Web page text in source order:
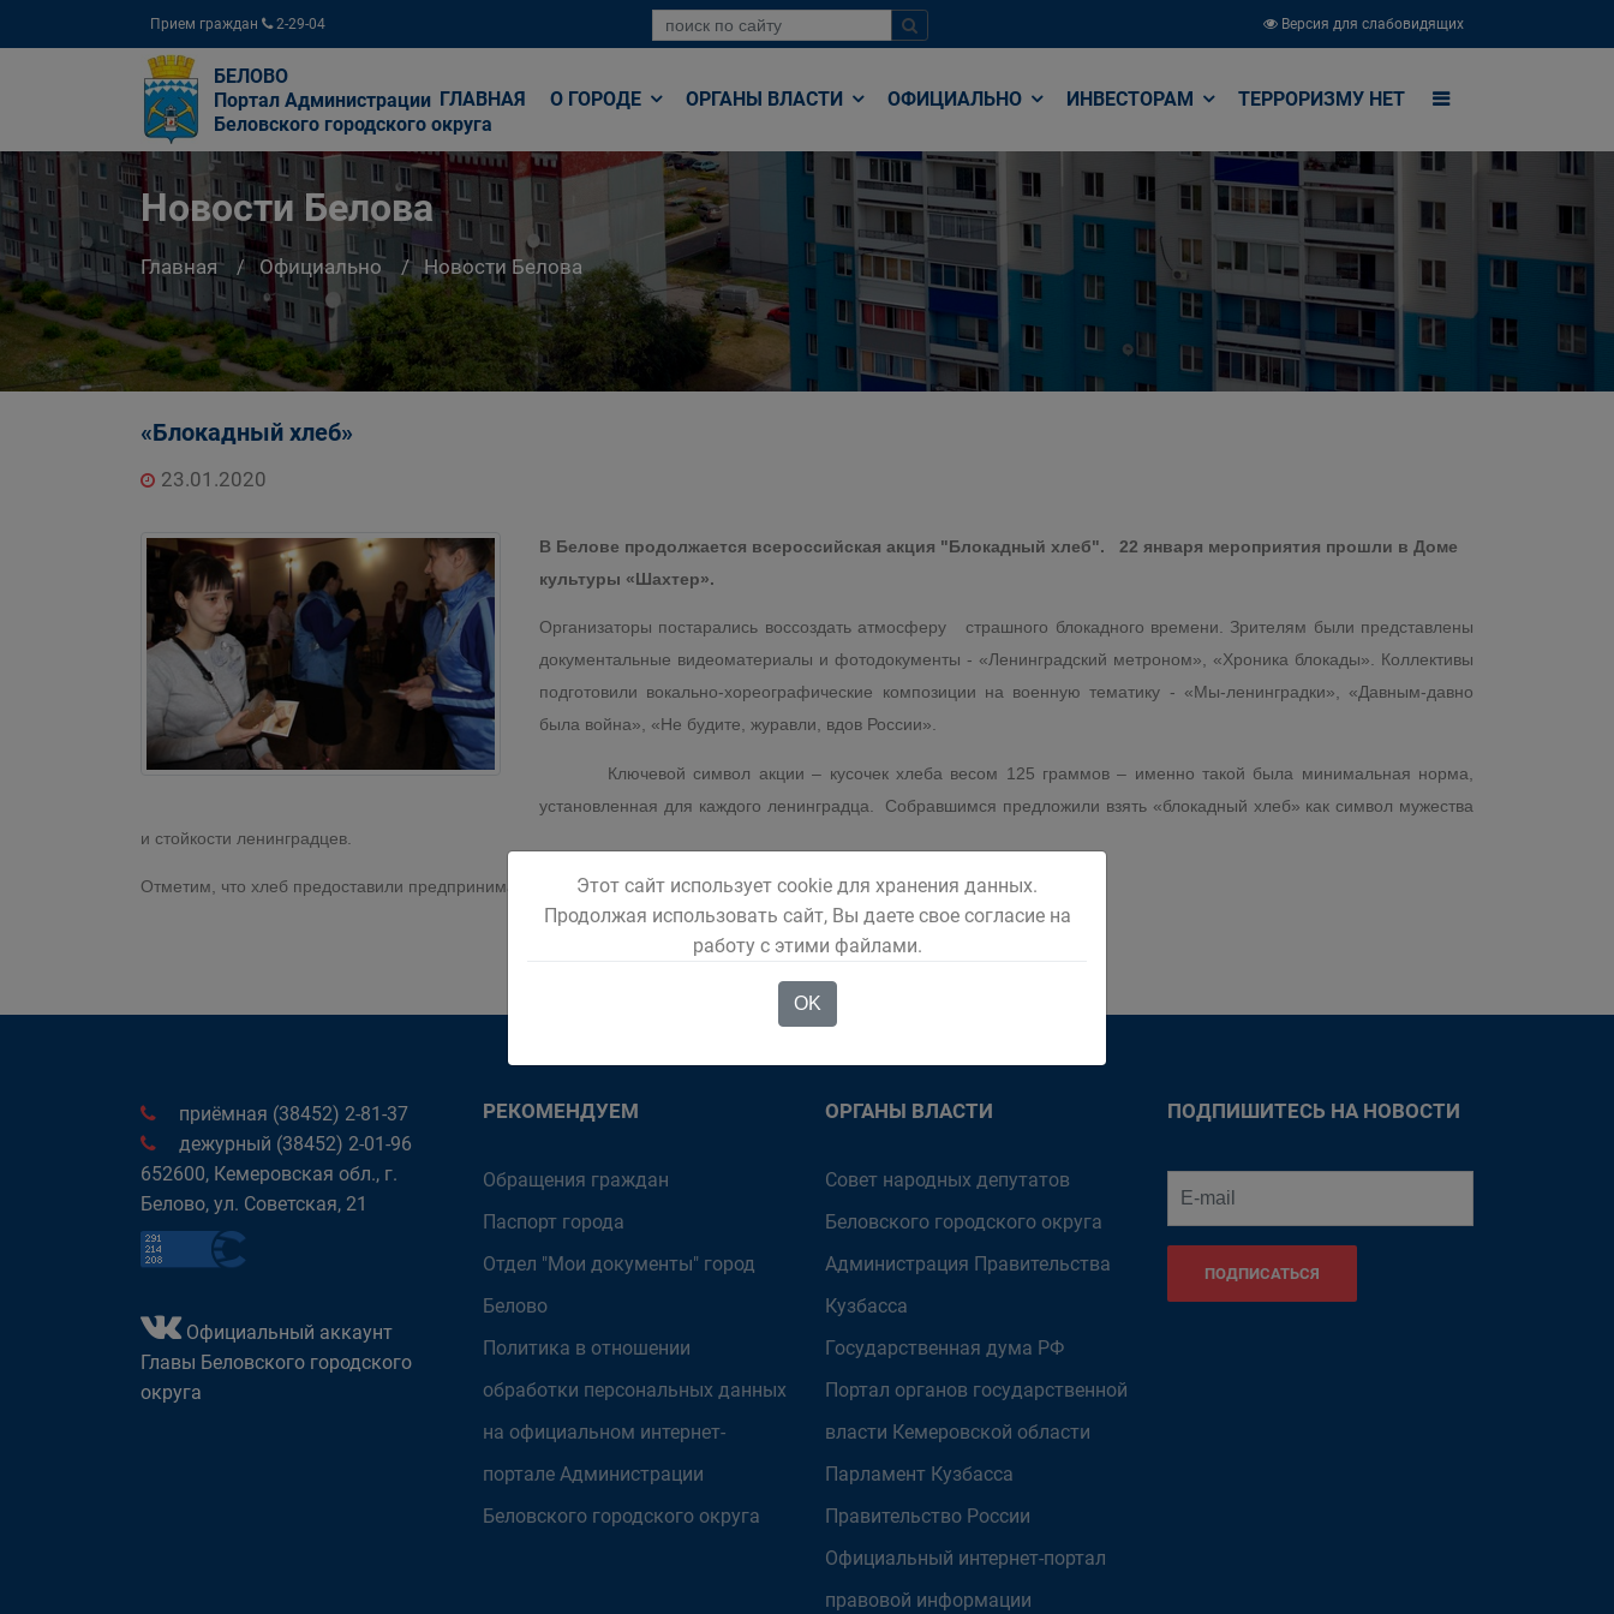
Прием граждан 2-29-04 Версия для слабовидящих
БЕЛОВО
Портал Администрации
Беловского городского округа
ГЛАВНАЯ О ГОРОДЕ ОРГАНЫ ВЛАСТИ ОФИЦИАЛЬНО ИНВЕСТОРАМ ТЕРРОРИЗМУ НЕТ
Новости Белова
Главная Официально Новости Белова
«Блокадный хлеб»
23.01.2020
В Белове продолжается всероссийская акция "Блокадный хлеб". 22 января мероприятия прошли в Доме
культуры «Шахтер».
Организаторы постарались воссоздать атмосферу страшного блокадного времени. Зрителям были представлены
документальные видеоматериалы и фотодокументы - «Ленинградский метроном», «Хроника блокады». Коллективы
подготовили вокально-хореографические композиции на военную тематику - «Мы-ленинградки», «Давным-давно
была война», «Не будите, журавли, вдов России».
Ключевой символ акции – кусочек хлеба весом 125 граммов – именно такой была минимальная норма,
установленная для каждого ленинградца. Собравшимся предложили взять «блокадный хлеб» как символ мужества
и стойкости ленинградцев.
Отметим, что хлеб предоставили предприниматели города.
приёмная (38452) 2-81-37
дежурный (38452) 2-01-96
652600, Кемеровская обл., г.
Белово, ул. Советская, 21
Официальный аккаунт
Главы Беловского городского
округа
РЕКОМЕНДУЕМ
Обращения граждан
Паспорт города
Отдел "Мои документы" город
Белово
Политика в отношении
обработки персональных данных
на официальном интернет-
портале Администрации
Беловского городского округа
ОРГАНЫ ВЛАСТИ
Совет народных депутатов
Беловского городского округа
Администрация Правительства
Кузбасса
Государственная дума РФ
Портал органов государственной
власти Кемеровской области
Парламент Кузбасса
Правительство России
Официальный интернет-портал
правовой информации
ПОДПИШИТЕСЬ НА НОВОСТИ
ПОДПИСАТЬСЯ
Этот сайт использует cookie для хранения данных.
Продолжая использовать сайт, Вы даете свое согласие на
работу с этими файлами.
OK